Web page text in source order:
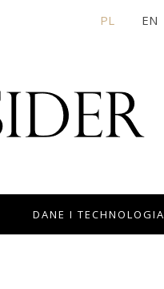
PL EN
DANE I TECHNOLOGIA